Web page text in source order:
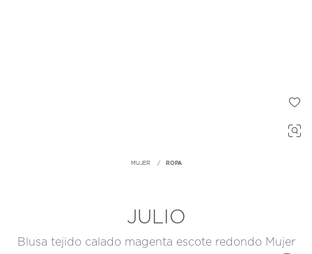
MUJER ROPA
JULIO
Blusa tejido calado magenta escote redondo Mujer